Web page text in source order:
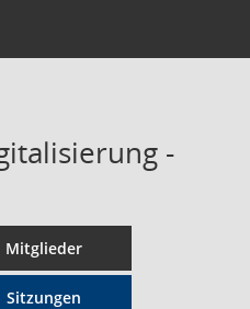
-
Mitglieder
Sitzungen